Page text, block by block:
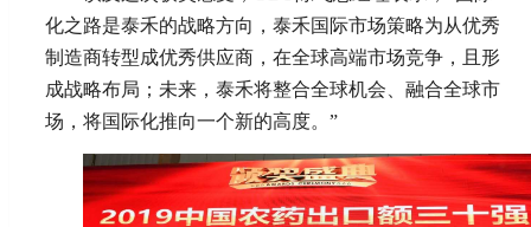
化之路是泰禾的战略方向，泰禾国际市场策略为从优秀
制造商转型成优秀供应商，在全球高端市场竞争，且形
成战略布局；未来，泰禾将整合全球机会、融合全球市
场，将国际化推向一个新的高度。”